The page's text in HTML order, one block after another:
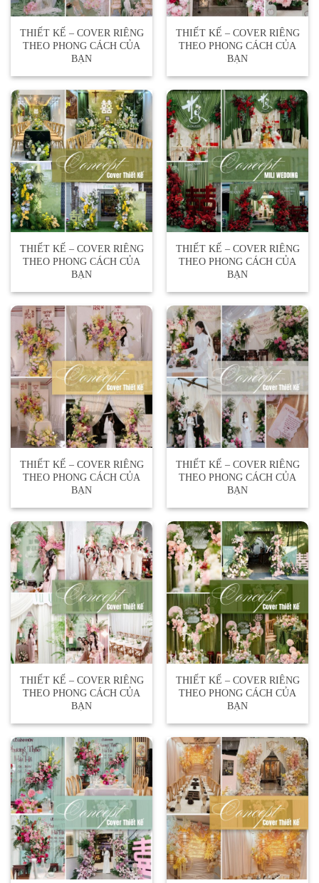
THIẾT KẾ – COVER RIÊNG
THEO PHONG CÁCH CỦA
BẠN
THIẾT KẾ – COVER RIÊNG
THEO PHONG CÁCH CỦA
BẠN
THIẾT KẾ – COVER RIÊNG
THEO PHONG CÁCH CỦA
BẠN
THIẾT KẾ – COVER RIÊNG
THEO PHONG CÁCH CỦA
BẠN
THIẾT KẾ – COVER RIÊNG
THEO PHONG CÁCH CỦA
BẠN
THIẾT KẾ – COVER RIÊNG
THEO PHONG CÁCH CỦA
BẠN
THIẾT KẾ – COVER RIÊNG
THEO PHONG CÁCH CỦA
BẠN
THIẾT KẾ – COVER RIÊNG
THEO PHONG CÁCH CỦA
BẠN